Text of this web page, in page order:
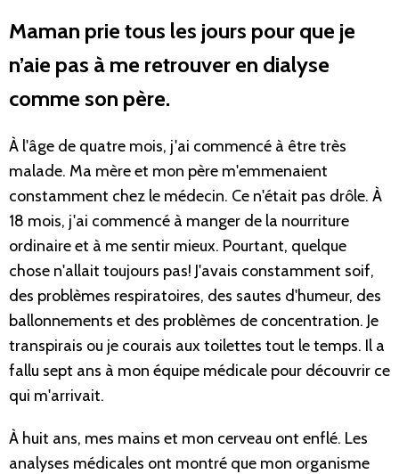
Maman prie tous les jours pour que je
n’aie pas à me retrouver en dialyse
comme son père.
À l'âge de quatre mois, j'ai commencé à être très
malade. Ma mère et mon père m'emmenaient
constamment chez le médecin. Ce n'était pas drôle. À
18 mois, j'ai commencé à manger de la nourriture
ordinaire et à me sentir mieux. Pourtant, quelque
chose n'allait toujours pas! J'avais constamment soif,
des problèmes respiratoires, des sautes d'humeur, des
ballonnements et des problèmes de concentration. Je
transpirais ou je courais aux toilettes tout le temps. Il a
fallu sept ans à mon équipe médicale pour découvrir ce
qui m'arrivait.
À huit ans, mes mains et mon cerveau ont enflé. Les
analyses médicales ont montré que mon organisme